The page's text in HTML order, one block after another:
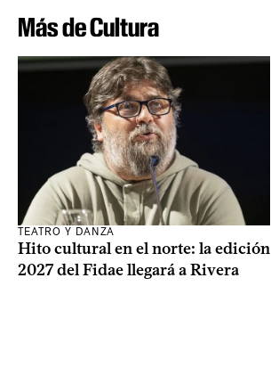
Más de Cultura
TEATRO Y DANZA
Hito cultural en el norte: la edición
2027 del Fidae llegará a Rivera